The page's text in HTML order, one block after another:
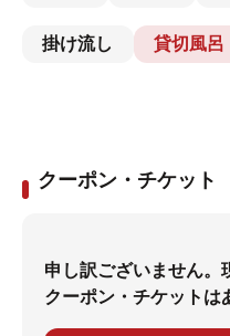
掛け流し 貸切風呂
クーポン・チケット
申し訳ございません。
クーポン・チケットは